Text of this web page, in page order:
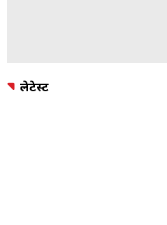
लेटेस्ट